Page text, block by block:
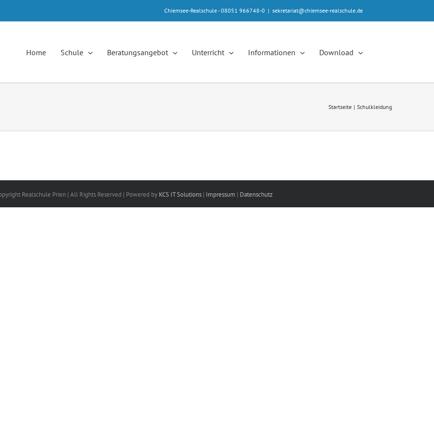
Chiemsee-Realschule - 08051 966748-0 | sekretariat@chiemsee-realschule.de
Home Schule Beratungsangebot Unterricht Informationen Download
Startseite Schulkleidung
Realschule Prien | All Rights Reserved | Powered by KCS IT Solutions | Impressum | Datenschutz